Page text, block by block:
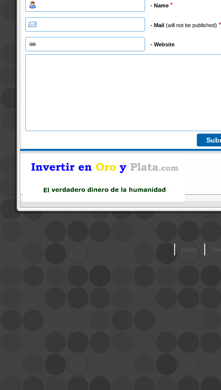
- Name *
- Mail (will not be published) *
- Website